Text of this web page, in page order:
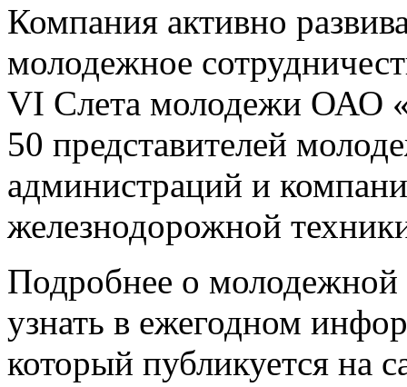
Компания активно
молодежное
VI Слета молодежи ОАО
50 представителей
администраций и
железнодорожной
Подробнее о
узнать в ежегодном
который публикуется на